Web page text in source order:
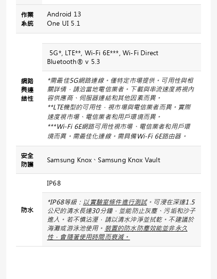
作業
系統
Android 13
One UI 5.1
網路
與連
結性
5G*, LTE**, Wi-Fi 6E***, Wi-Fi Direct
Bluetooth® v 5.3
*需最佳5G網路連線。僅特定市場提供。可用性與相
關詳情，請洽當地電信業者。下載與串流速度將視內
容供應商、伺服器連結和其他因素而異。
**LTE機型的可用性，視市場與電信業者而異。實際
速度視市場、電信業者和用戶環境而異。
***Wi-Fi 6E網路可用性視市場、電信業者和用戶環
境而異。需最佳化連線。需具備Wi-Fi 6E路由器。
安全
防護
Samsung Knox、Samsung Knox Vault
防水
IP68
*IP68等級： 以實驗室條件進行測試。可浸在深達1.5
公尺的清水長達30分鐘，並能防止灰塵、污垢和沙子
進入。若不慎沾溼，請以清水沖淨並拭乾。不建議於
海灘或游泳池使用。 裝置的防水防塵效能並非永久
性，會隨著使用時間而衰減。